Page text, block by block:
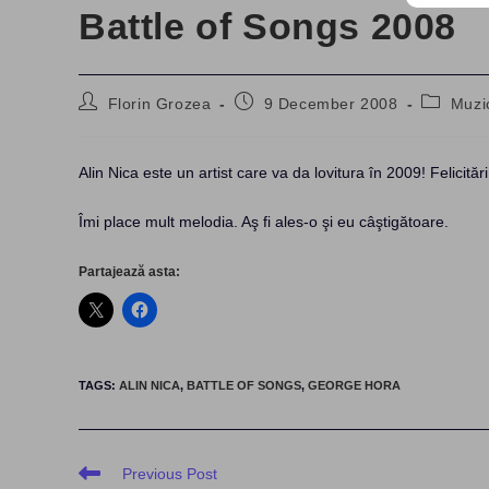
Battle of Songs 2008
PostFlorin Grozea
Post9 December 2008
Post
Alin Nica este un artist care va da lovitura în 2009!
Îmi place mult melodia. Aş fi ales-o şi eu câştigătoare.
Partajează asta:
TAGS: ALIN NICA, BATTLE OF SONGS, GEORGE HORA
Read
Previous Post